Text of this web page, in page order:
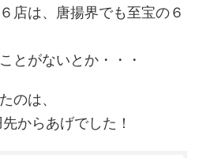
店は、唐揚界でも至宝の６
とがないとか・・・
のは、
からあげでした！